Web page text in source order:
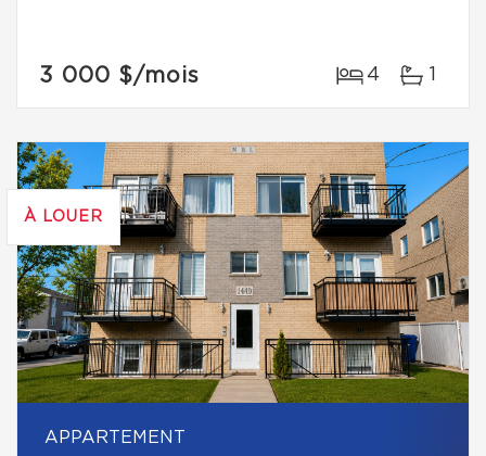
3 000 $/mois 4 1
À LOUER
APPARTEMENT